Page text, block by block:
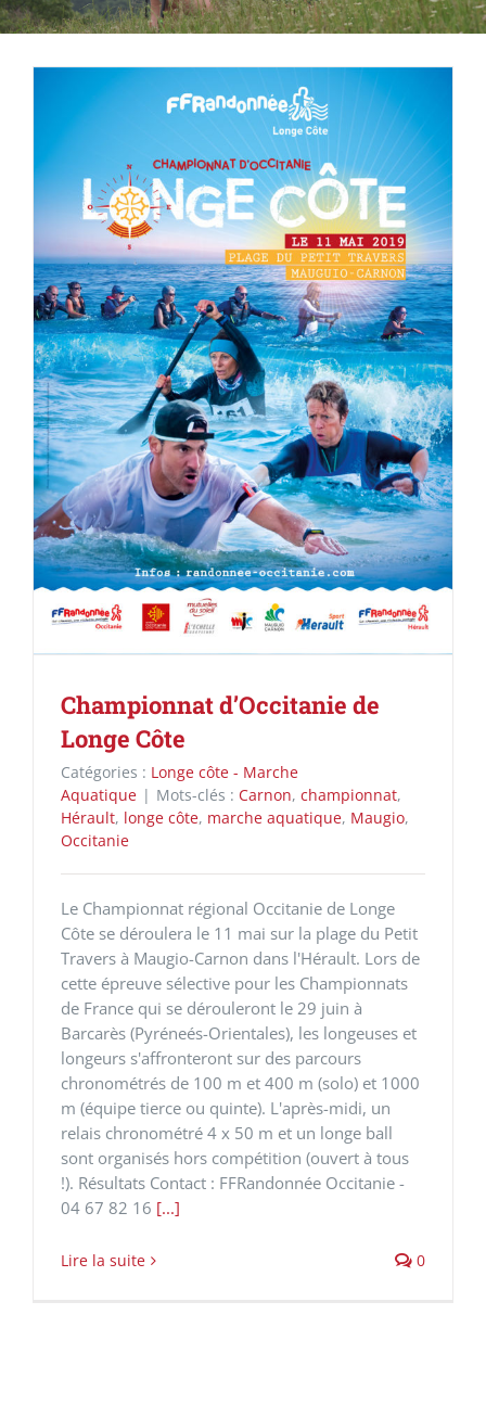
Championnat d’Occitanie de
Longe Côte
Catégories : Longe côte - Marche
Aquatique | Mots-clés : Carnon, championnat,
Hérault, longe côte, marche aquatique, Maugio,
Occitanie
Le Championnat régional Occitanie de Longe
Côte se déroulera le 11 mai sur la plage du Petit
Travers à Maugio-Carnon dans l'Hérault. Lors de
cette épreuve sélective pour les Championnats
de France qui se dérouleront le 29 juin à
Barcarès (Pyréneés-Orientales), les longeuses et
longeurs s'affronteront sur des parcours
chronométrés de 100 m et 400 m (solo) et 1000
m (équipe tierce ou quinte). L'après-midi, un
relais chronométré 4 x 50 m et un longe ball
sont organisés hors compétition (ouvert à tous
!). Résultats Contact : FFRandonnée Occitanie -
04 67 82 16 [...]
Lire la suite 0